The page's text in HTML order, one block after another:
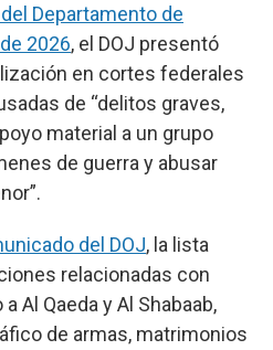
Departamento de
2026, el DOJ presentó
en cortes federales
de “delitos graves,
material a un grupo
de guerra y abusar
del DOJ, la lista
relacionadas con
Al Qaeda y Al Shabaab,
de armas, matrimonios